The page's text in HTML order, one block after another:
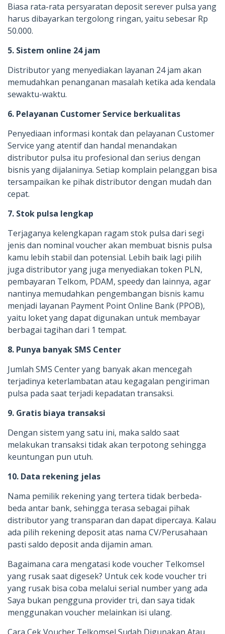
Biasa rata-rata persyaratan deposit serever pulsa yang
harus dibayarkan tergolong ringan, yaitu sebesar Rp
50.000.
5. Sistem online 24 jam
Distributor yang menyediakan layanan 24 jam akan
memudahkan penanganan masalah ketika ada kendala
sewaktu-waktu.
6. Pelayanan Customer Service berkualitas
Penyediaan informasi kontak dan pelayanan Customer
Service yang atentif dan handal menandakan
distributor pulsa itu profesional dan serius dengan
bisnis yang dijalaninya. Setiap komplain pelanggan bisa
tersampaikan ke pihak distributor dengan mudah dan
cepat.
7. Stok pulsa lengkap
Terjaganya kelengkapan ragam stok pulsa dari segi
jenis dan nominal voucher akan membuat bisnis pulsa
kamu lebih stabil dan potensial. Lebih baik lagi pilih
juga distributor yang juga menyediakan token PLN,
pembayaran Telkom, PDAM, speedy dan lainnya, agar
nantinya memudahkan pengembangan bisnis kamu
menjadi layanan Payment Point Online Bank (PPOB),
yaitu loket yang dapat digunakan untuk membayar
berbagai tagihan dari 1 tempat.
8. Punya banyak SMS Center
Jumlah SMS Center yang banyak akan mencegah
terjadinya keterlambatan atau kegagalan pengiriman
pulsa pada saat terjadi kepadatan transaksi.
9. Gratis biaya transaksi
Dengan sistem yang satu ini, maka saldo saat
melakukan transaksi tidak akan terpotong sehingga
keuntungan pun utuh.
10. Data rekening jelas
Nama pemilik rekening yang tertera tidak berbeda-
beda antar bank, sehingga terasa sebagai pihak
distributor yang transparan dan dapat dipercaya. Kalau
ada pilih rekening deposit atas nama CV/Perusahaan
pasti saldo deposit anda dijamin aman.
Bagaimana cara mengatasi kode voucher Telkomsel
yang rusak saat digesek? Untuk cek kode voucher tri
yang rusak bisa coba melalui serial number yang ada
Saya bukan pengguna provider tri, dan saya tidak
menggunakan voucher melainkan isi ulang.
Cara Cek Voucher Telkomsel Sudah Digunakan Atau